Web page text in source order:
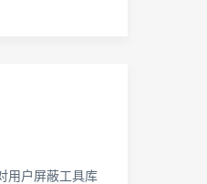
用户屏蔽工具库